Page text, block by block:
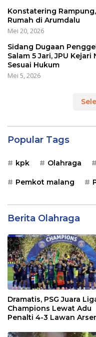
Konstatering
Rumah di Arumdalu
Mei 20, 2026
Sidang Dugaan
Salam 5 Jari, JPU
Sesuai Hukum
Mei 5, 2026
Popular Tags
kpk Olahraga
Pemkot malang
Berita Olahraga
Dramatis, PSG Juara
Champions Lewat Adu
Penalti 4-3 Lawan